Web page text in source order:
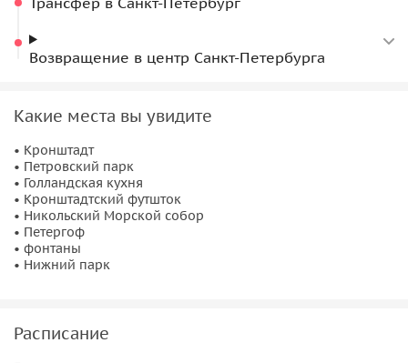
Возвращение в центр Санкт-Петербурга
Какие места вы увидите
• Кронштадт
• Петровский парк
• Голландская кухня
• Кронштадтский футшток
• Никольский Морской собор
• Петергоф
• фонтаны
• Нижний парк
Расписание